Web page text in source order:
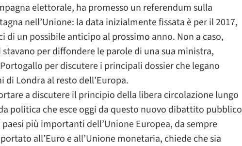
elettorale, ha promesso un referendum sulla
nell’Unione: la data inizialmente fissata è per il 2017,
di un possibile anticipo al prossimo anno. Non a caso,
per diffondere le parole di una sua ministra,
per discutere i principali dossier che legano
Londra al resto dell’Europa.
a discutere il principio della libera circolazione lungo
politica che esce oggi da questo nuovo dibattito pubblico
più importanti dell’Unione Europea, da sempre
all’Euro e all’Unione monetaria, chiede che sia